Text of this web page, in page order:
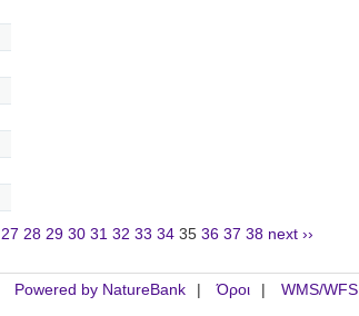
27 28 29 30 31 32 33 34 35 36 37 38 next ››
Powered by NatureBank Όροι WMS/WFS